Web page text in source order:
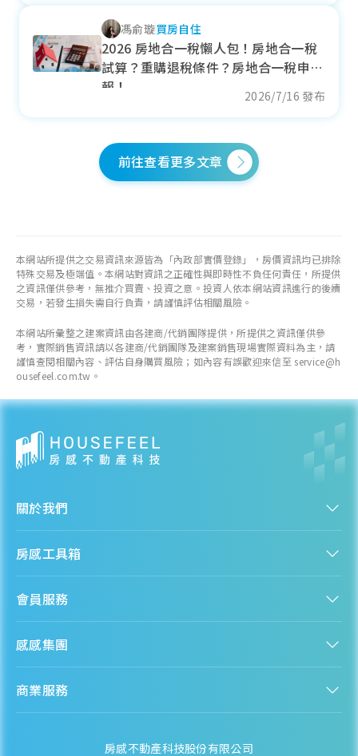
28.94萬元/坪
+ 2.18%
各季房價趨勢
埤頭鄉
各季房價趨勢
竹塘鄉
近一年成交單價
--
各季房價趨勢
大城鄉
近一年成交單價
--
--
芳苑鄉
馮俞璇買房自住
2026 房地合一稅懶人包！房地合一稅
試算？重購退稅條件？房地合一稅申
報！
2026/7/16 發布
前往查看更多文章
本網站所提供之交易資訊來源皆為「內政部實價登錄」，房價資訊均已排除
特殊交易及極端值。本網站對資訊之正確性與即時性不負任何責任，所提供
之資訊僅供參考，無推介買賣、投資之意。投資人依本網站資訊進行的後續
交易，若發生損失需自行負責，請謹慎評估相關風險。
本網站所彙整之建案資訊由各建商/代銷團隊提供，所提供之資訊僅供參
考，實際銷售資訊請以各建商/代銷團隊及建案銷售現場實際資料為主，請
謹慎查閱相關內容、評估自身購買風險；如內容有誤歡迎來信至 service@h
ousefeel.com.tw。
關於我們
人才招募
隱私政策
資訊安全政策
聯絡我們
房感工具箱
購屋能力試算
熱門區域分析
房產知識庫
會員服務
會員專區
感感集團
房感 HouseFeel
檬檬商城 Lemongrocery
商業服務
房感不動產科技股份有限公司